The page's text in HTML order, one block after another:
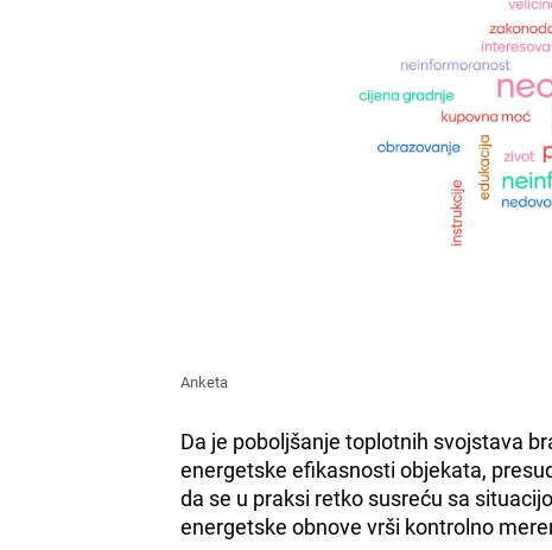
Anketa
Da je poboljšanje toplotnih svojstava
energetske efikasnosti objekata,
da se u praksi retko susreću sa
energetske obnove vrši kontrolno